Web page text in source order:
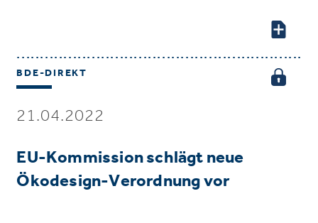
BDE-DIREKT
21.04.2022
EU-Kommission schlägt neue
Ökodesign-Verordnung vor